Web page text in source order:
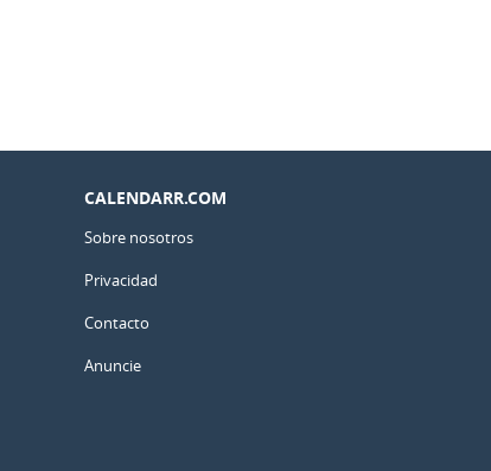
CALENDARR.COM
Sobre nosotros
Privacidad
Contacto
Anuncie